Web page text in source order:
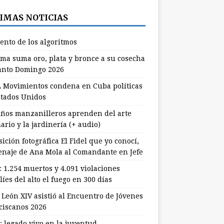
NOTICIAS
de los algoritmos
suma oro, plata y bronce a su cosecha
Domingo 2026
Movimientos condena en Cuba políticas
Unidos
manzanilleros aprenden del arte
y la jardinería (+ audio)
fotográfica El Fidel que yo conocí,
de Ana Mola al Comandante en Jefe
1.254 muertos y 4.091 violaciones
del alto el fuego en 300 días
León XIV asistió al Encuentro de Jóvenes
2026